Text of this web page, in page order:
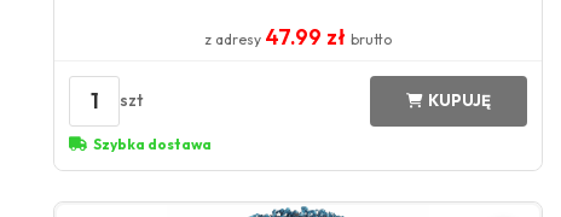
z adresy 47.99 złbrutto
1 szt KUPUJĘ
Szybka dostawa